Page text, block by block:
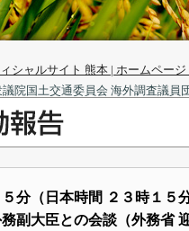
シャルサイト 熊本 | ホームページ
議院国土交通委員会 海外調査議員
５分（日本時間 ２３時１５
副大臣との会談（外務省